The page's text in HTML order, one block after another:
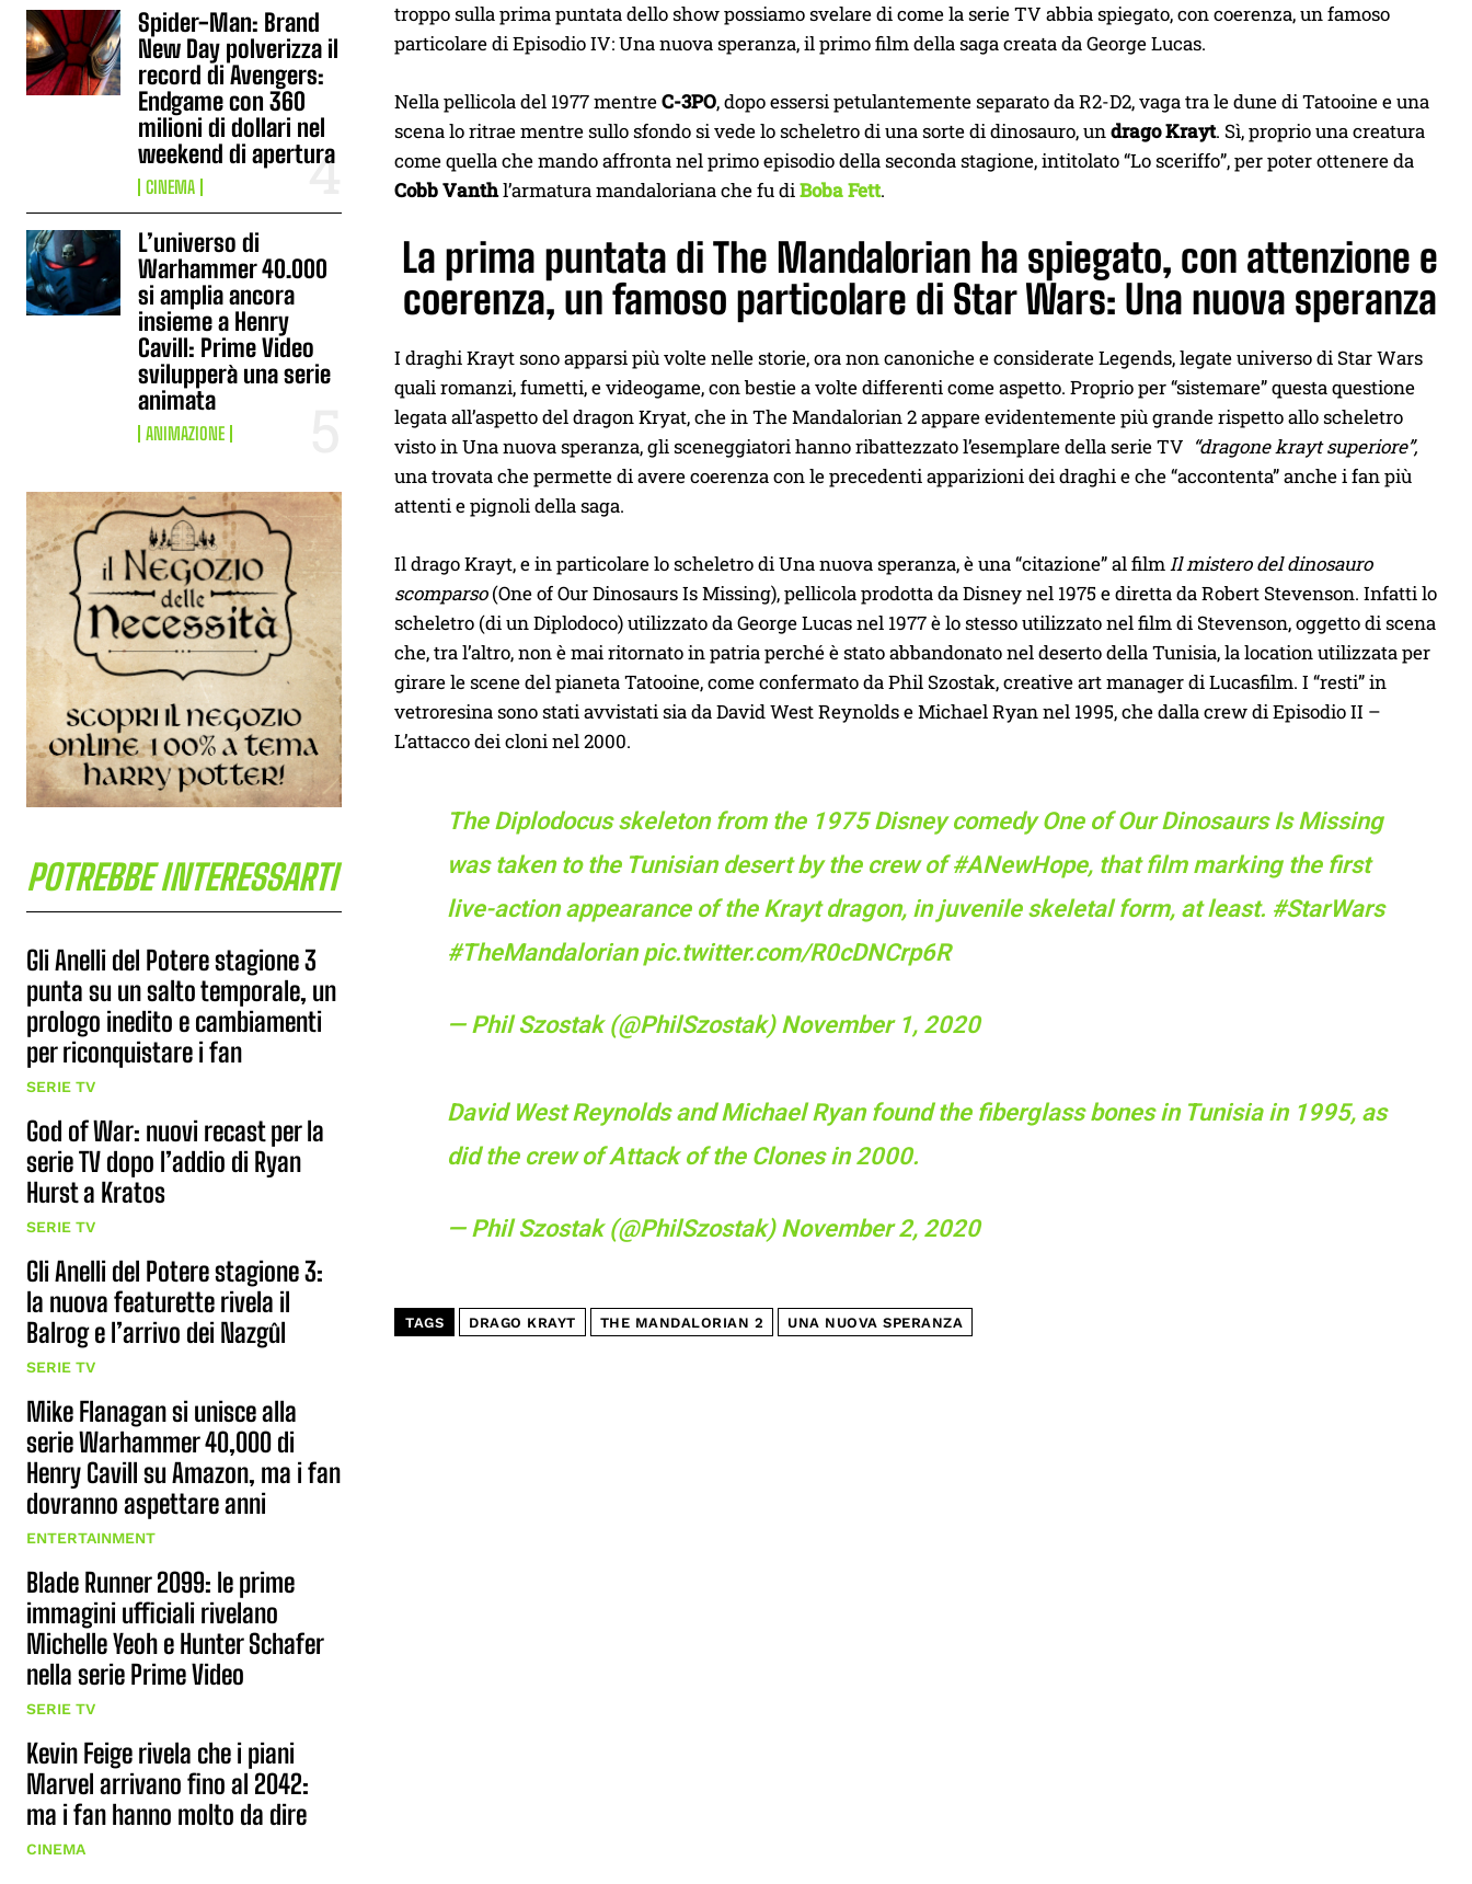
Spider-Man: Brand
New Day polverizza il
record di Avengers:
Endgame con 360
milioni di dollari nel
weekend di apertura
CINEMA
L’universo di
Warhammer 40.000
si amplia ancora
insieme a Henry
Cavill: Prime Video
svilupperà una serie
animata
ANIMAZIONE
POTREBBE INTERESSARTI
Gli Anelli del Potere stagione 3
punta su un salto temporale, un
prologo inedito e cambiamenti
per riconquistare i fan
SERIE TV
God of War: nuovi recast per la
serie TV dopo l’addio di Ryan
Hurst a Kratos
SERIE TV
Gli Anelli del Potere stagione 3:
la nuova featurette rivela il
Balrog e l’arrivo dei Nazgûl
SERIE TV
Mike Flanagan si unisce alla
serie Warhammer 40,000 di
Henry Cavill su Amazon, ma i fan
dovranno aspettare anni
ENTERTAINMENT
Blade Runner 2099: le prime
immagini ufficiali rivelano
Michelle Yeoh e Hunter Schafer
nella serie Prime Video
SERIE TV
Kevin Feige rivela che i piani
Marvel arrivano fino al 2042:
ma i fan hanno molto da dire
CINEMA
troppo sulla prima puntata dello show possiamo svelare di come la serie TV abbia spiegato, con coerenza, un famoso
particolare di Episodio IV: Una nuova speranza, il primo film della saga creata da George Lucas.
Nella pellicola del 1977 mentreC-3PO, dopo essersi petulantemente separato da R2-D2, vaga tra le dune di Tatooine e una
scena lo ritrae mentre sullo sfondo si vede lo scheletro di una sorte di dinosauro, undrago Krayt. Sì, proprio una creatura
come quella che mando affronta nel primo episodio della seconda stagione, intitolato “Lo sceriffo”, per poter ottenere da
Cobb Vanthl’armatura mandaloriana che fu diBoba Fett.
La prima puntata di The Mandalorian ha spiegato, con attenzione e
coerenza, un famoso particolare di Star Wars: Una nuova speranza
I draghi Krayt sono apparsi più volte nelle storie, ora non canoniche e considerate Legends, legate universo di Star Wars
quali romanzi, fumetti, e videogame, con bestie a volte differenti come aspetto. Proprio per “sistemare” questa questione
legata all’aspetto del dragon Kryat, che in The Mandalorian 2 appare evidentemente più grande rispetto allo scheletro
visto in Una nuova speranza, gli sceneggiatori hanno ribattezzato l’esemplare della serie TV “dragone krayt superiore”,
una trovata che permette di avere coerenza con le precedenti apparizioni dei draghi e che “accontenta” anche i fan più
attenti e pignoli della saga.
Il drago Krayt, e in particolare lo scheletro di Una nuova speranza, è una “citazione” al filmIl mistero del dinosauro
scomparso(One of Our Dinosaurs Is Missing), pellicola prodotta da Disney nel 1975 e diretta da Robert Stevenson. Infatti lo
scheletro (di un Diplodoco) utilizzato da George Lucas nel 1977 è lo stesso utilizzato nel film di Stevenson, oggetto di scena
che, tra l’altro, non è mai ritornato in patria perché è stato abbandonato nel deserto della Tunisia, la location utilizzata per
girare le scene del pianeta Tatooine, come confermato da Phil Szostak, creative art manager di Lucasfilm. I “resti” in
vetroresina sono stati avvistati sia da David West Reynolds e Michael Ryan nel 1995, che dalla crew di Episodio II –
L’attacco dei cloni nel 2000.
The Diplodocus skeleton from the 1975 Disney comedy One of Our Dinosaurs Is Missing
was taken to the Tunisian desert by the crew of#ANewHope, that film marking the first
live-action appearance of the Krayt dragon, in juvenile skeletal form, at least. #StarWars
#TheMandalorian pic.twitter.com/R0cDNCrp6R
— Phil Szostak (@PhilSzostak) November 1, 2020
David West Reynolds and Michael Ryan found the fiberglass bones in Tunisia in 1995, as
did the crew of Attack of the Clones in 2000.
— Phil Szostak (@PhilSzostak) November 2, 2020
TAGS DRAGO KRAYT THE MANDALORIAN 2 UNA NUOVA SPERANZA